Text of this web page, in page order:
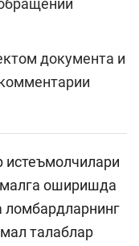
документа и
истеъмолчилари
оширишда
ломбардларнинг
талаблар